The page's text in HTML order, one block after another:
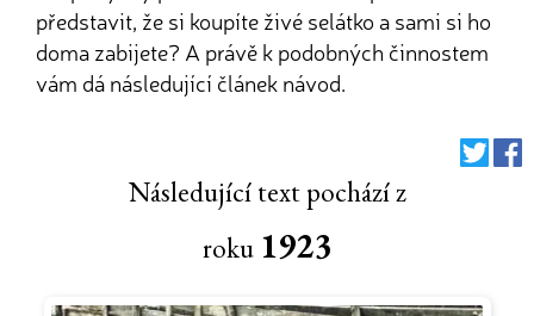
představit, že si koupíte živé selátko a sami si ho
doma zabijete? A právě k podobných činnostem
vám dá následující článek návod.
Následující text pochází z
roku 1923